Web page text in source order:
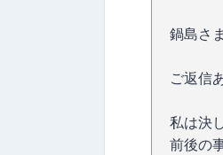
鍋島さま
ご返信
私は決
前後の